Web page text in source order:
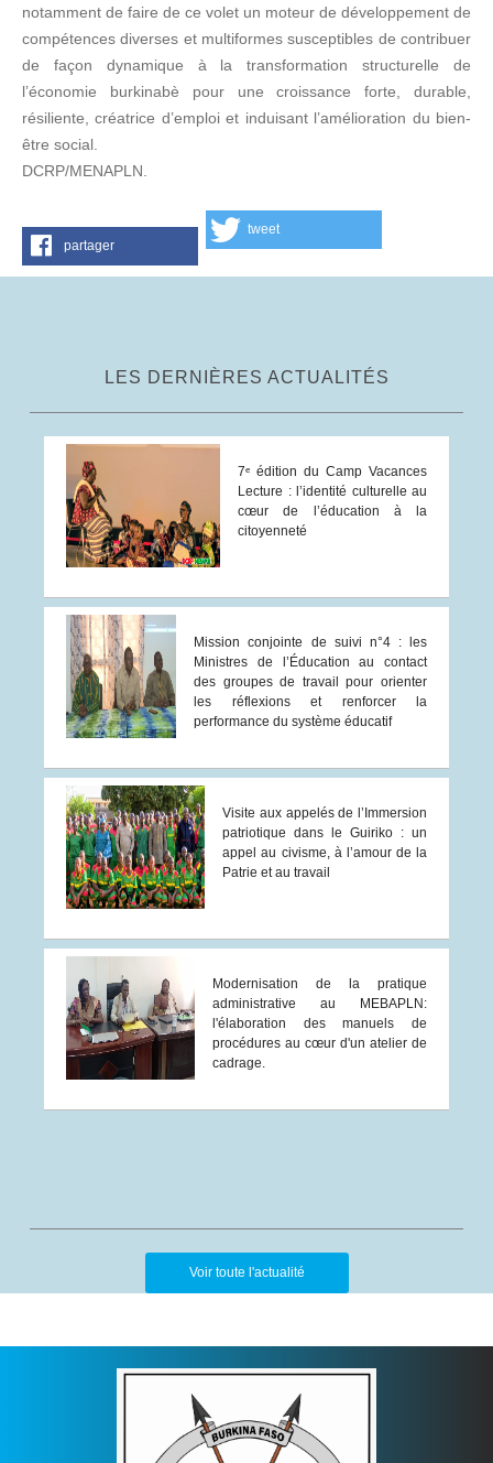
notamment de faire de ce volet un moteur de développement de
compétences diverses et multiformes susceptibles de contribuer
de façon dynamique à la transformation structurelle de
l’économie burkinabè pour une croissance forte, durable,
résiliente, créatrice d’emploi et induisant l’amélioration du bien-
être social.
DCRP/MENAPLN.
partager
tweet
LES DERNIÈRES ACTUALITÉS
7ᵉ édition du Camp Vacances
Lecture : l’identité culturelle au
cœur de l’éducation à la
citoyenneté
Mission conjointe de suivi n°4 : les
Ministres de l’Éducation au contact
des groupes de travail pour orienter
les réflexions et renforcer la
performance du système éducatif
Visite aux appelés de l’Immersion
patriotique dans le Guiriko : un
appel au civisme, à l’amour de la
Patrie et au travail
Modernisation de la pratique
administrative au MEBAPLN:
l'élaboration des manuels de
procédures au cœur d'un atelier de
cadrage.
Voir toute l'actualité